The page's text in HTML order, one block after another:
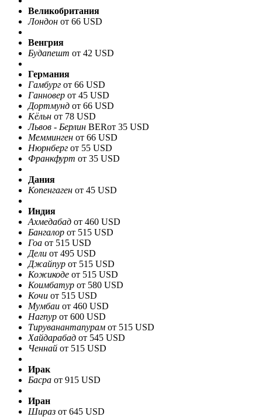
Великобритания
Лондон от 66 USD
Венгрия
Будапешт от 42 USD
Германия
Гамбург от 66 USD
Ганновер от 45 USD
Дортмунд от 66 USD
Кёльн от 78 USD
Львов - Берлин BERот 35 USD
Мемминген от 66 USD
Нюрнберг от 55 USD
Франкфурт от 35 USD
Дания
Копенгаген от 45 USD
Индия
Ахмедабад от 460 USD
Бангалор от 515 USD
Гоа от 515 USD
Дели от 495 USD
Джайпур от 515 USD
Кожикоде от 515 USD
Коимбатур от 580 USD
Кочи от 515 USD
Мумбаи от 460 USD
Нагпур от 600 USD
Тируванантапурам от 515 USD
Хайдарабад от 545 USD
Ченнай от 515 USD
Ирак
Басра от 915 USD
Иран
Шираз от 645 USD